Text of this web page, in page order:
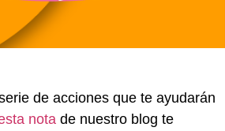
de acciones que te ayudarán
nota de nuestro blog te